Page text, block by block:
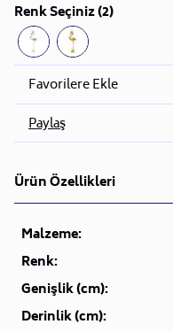
Renk Seçiniz (2)
Favorilere Ekle
Paylaş
Ürün Özellikleri
Malzeme:
Renk:
Genişlik (cm):
Derinlik (cm):